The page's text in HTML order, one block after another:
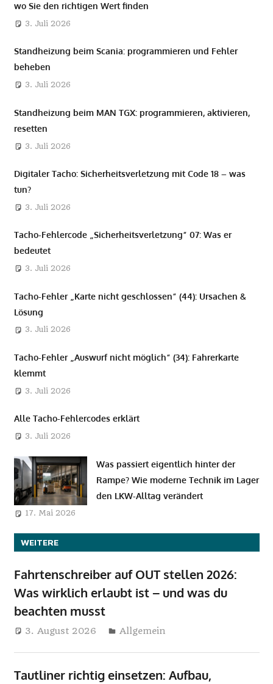
wo Sie den richtigen Wert finden
3. Juli 2026
Standheizung beim Scania: programmieren und Fehler
beheben
3. Juli 2026
Standheizung beim MAN TGX: programmieren, aktivieren,
resetten
3. Juli 2026
Digitaler Tacho: Sicherheitsverletzung mit Code 18 – was
tun?
3. Juli 2026
Tacho-Fehlercode „Sicherheitsverletzung“ 07: Was er
bedeutet
3. Juli 2026
Tacho-Fehler „Karte nicht geschlossen“ (44): Ursachen &
Lösung
3. Juli 2026
Tacho-Fehler „Auswurf nicht möglich“ (34): Fahrerkarte
klemmt
3. Juli 2026
Alle Tacho-Fehlercodes erklärt
3. Juli 2026
Was passiert eigentlich hinter der
Rampe? Wie moderne Technik im Lager
den LKW-Alltag verändert
17. Mai 2026
WEITERE
Fahrtenschreiber auf OUT stellen 2026:
Was wirklich erlaubt ist – und was du
beachten musst
3. August 2026 Iris (Redaktion)
Allgemein
Tautliner richtig einsetzen: Aufbau,